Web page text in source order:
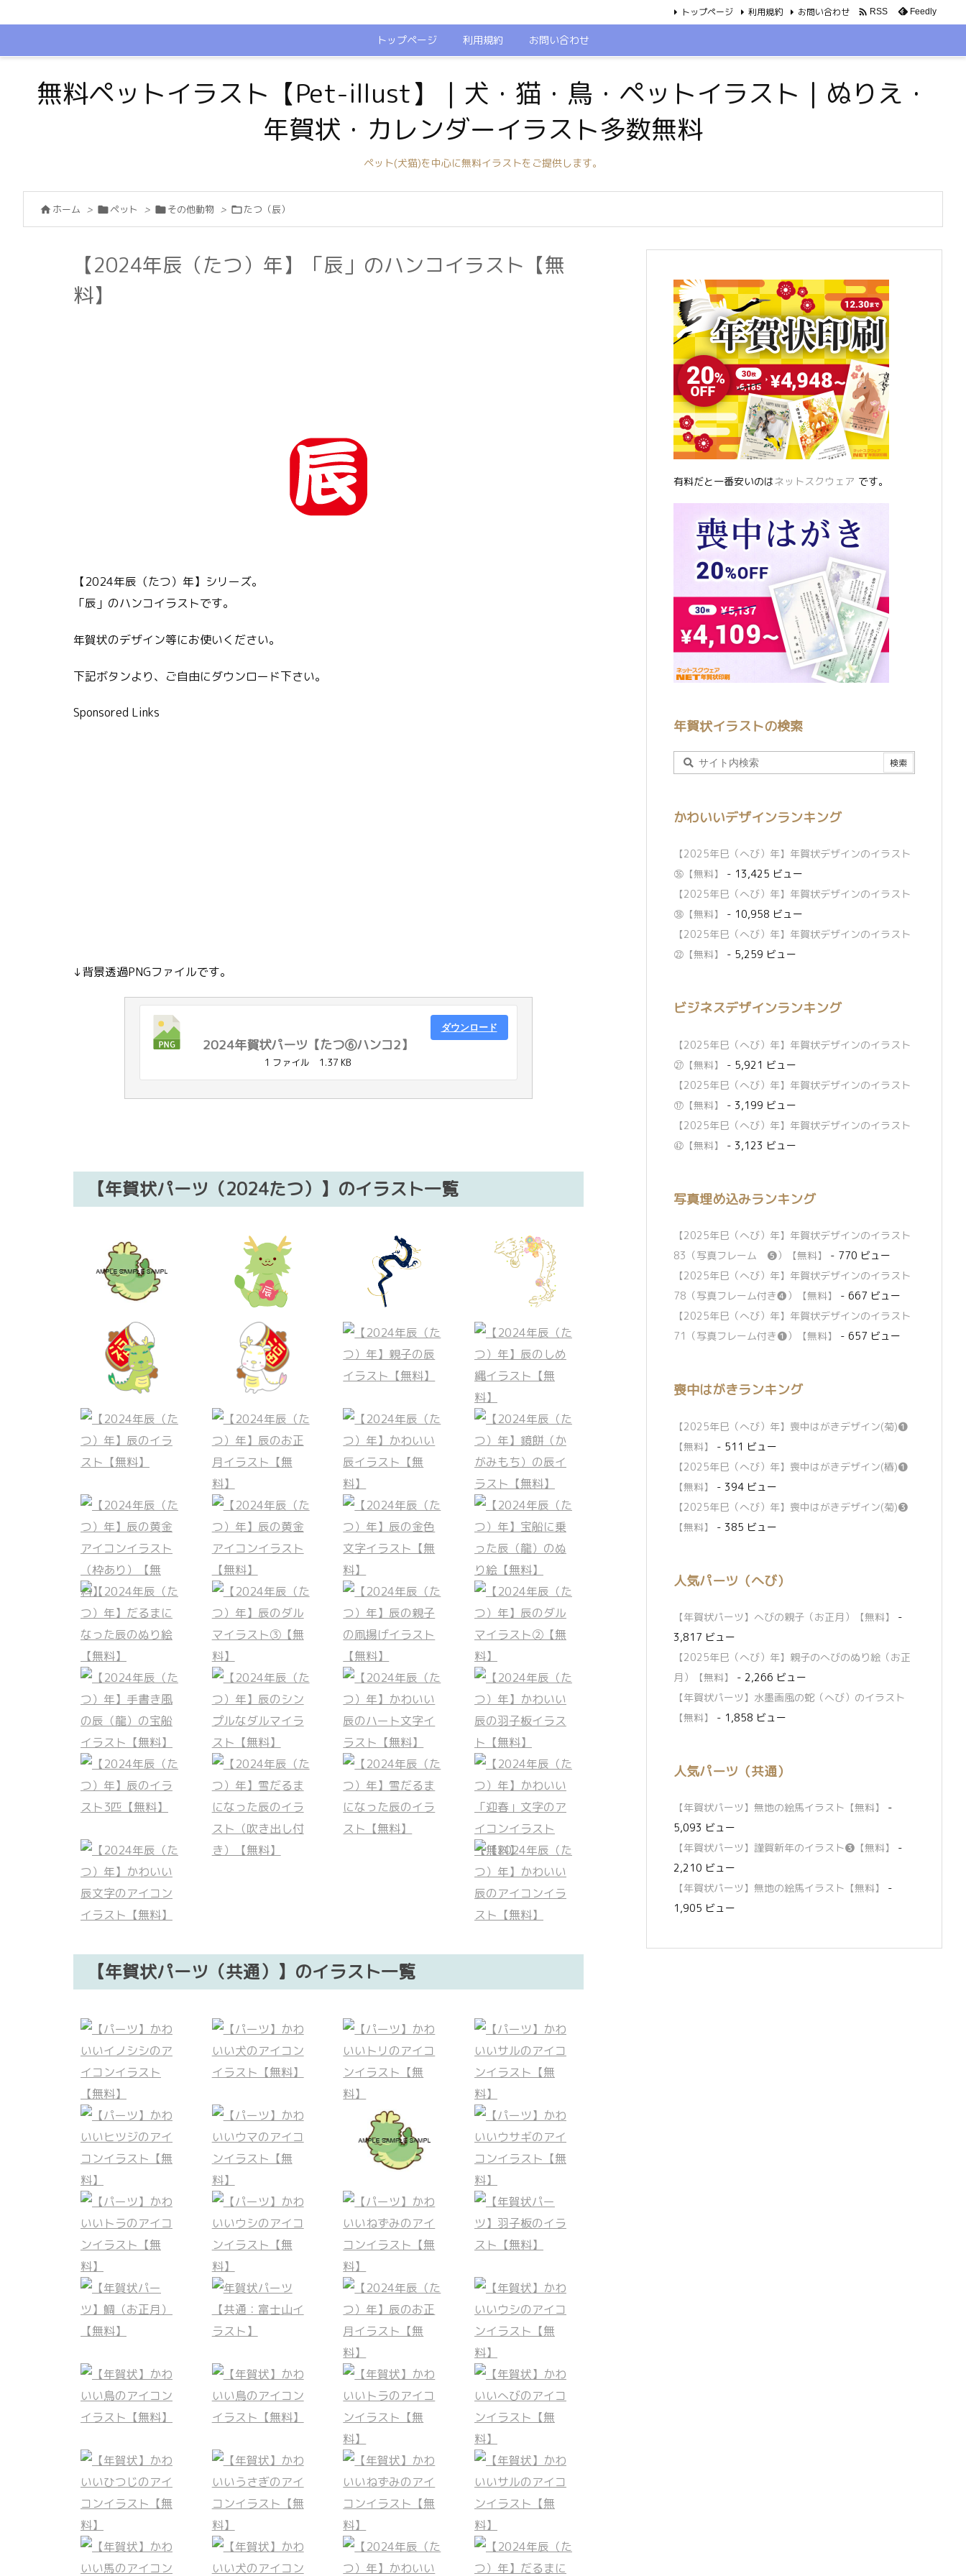
トップページ 利用規約 お問い合わせ
トップページ 利用規約 お問い合わせ  RSS Feedly
無料ペットイラスト【Pet-illust】｜犬・猫・鳥・ペットイラスト｜ぬりえ・
年賀状・カレンダーイラスト多数無料
ペット(犬猫)を中心に無料イラストをご提供します。
 ホーム > ペット > その他動物 > たつ（辰）
【2024年辰（たつ）年】「辰」のハンコイラスト【無
料】
【2024年辰（たつ）年】シリーズ。
「辰」のハンコイラストです。
年賀状のデザイン等にお使いください。
下記ボタンより、ご自由にダウンロード下さい。
Sponsored Links
↓背景透過PNGファイルです。
2024年賀状パーツ【たつ⑥ハンコ2】
1 ファイル 1.37 KB
ダウンロード
【年賀状パーツ（2024たつ）】のイラスト一覧
【年賀状パーツ（共通）】のイラスト一覧
有料だと一番安いのはネットスクウェア です。
年賀状イラストの検索
かわいいデザインランキング
【2025年巳（へび）年】年賀状デザインのイラスト
㊱【無料】
- 13,425 ビュー
【2025年巳（へび）年】年賀状デザインのイラスト
㊳【無料】
- 10,958 ビュー
【2025年巳（へび）年】年賀状デザインのイラスト
㉒【無料】
- 5,259 ビュー
ビジネスデザインランキング
【2025年巳（へび）年】年賀状デザインのイラスト
㉗【無料】
- 5,921 ビュー
【2025年巳（へび）年】年賀状デザインのイラスト
⑰【無料】
- 3,199 ビュー
【2025年巳（へび）年】年賀状デザインのイラスト
㊷【無料】
- 3,123 ビュー
写真埋め込みランキング
【2025年巳（へび）年】年賀状デザインのイラスト
83（写真フレーム ❺）【無料】
- 770 ビュー
【2025年巳（へび）年】年賀状デザインのイラスト
78（写真フレーム付き❹）【無料】
- 667 ビュー
【2025年巳（へび）年】年賀状デザインのイラスト
71（写真フレーム付き❶）【無料】
- 657 ビュー
喪中はがきランキング
【2025年巳（へび）年】喪中はがきデザイン(菊)❶
【無料】
- 511 ビュー
【2025年巳（へび）年】喪中はがきデザイン(椿)❶
【無料】
- 394 ビュー
【2025年巳（へび）年】喪中はがきデザイン(菊)❸
【無料】
- 385 ビュー
人気パーツ（へび）
【年賀状パーツ】へびの親子（お正月）【無料】
-
3,817 ビュー
【2025年巳（へび）年】親子のへびのぬり絵（お正
月）【無料】
- 2,266 ビュー
【年賀状パーツ】水墨画風の蛇（へび）のイラスト
【無料】
- 1,858 ビュー
人気パーツ（共通）
【年賀状パーツ】無地の絵馬イラスト【無料】
-
5,093 ビュー
【年賀状パーツ】謹賀新年のイラスト❸【無料】
-
2,210 ビュー
【年賀状パーツ】無地の絵馬イラスト【無料】
-
1,905 ビュー